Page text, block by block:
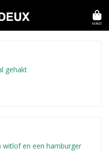
MAND
gehakt
witlof en een hamburger